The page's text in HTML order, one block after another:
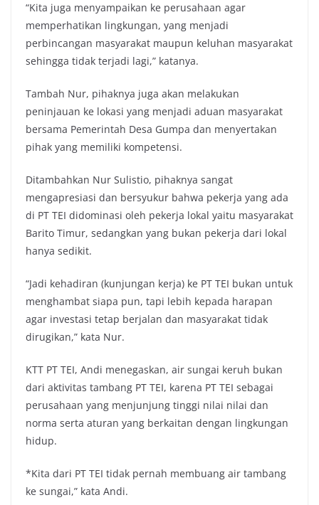
“Kita juga menyampaikan ke perusahaan agar
memperhatikan lingkungan, yang menjadi
perbincangan masyarakat maupun keluhan masyarakat
sehingga tidak terjadi lagi,” katanya.
Tambah Nur, pihaknya juga akan melakukan
peninjauan ke lokasi yang menjadi aduan masyarakat
bersama Pemerintah Desa Gumpa dan menyertakan
pihak yang memiliki kompetensi.
Ditambahkan Nur Sulistio, pihaknya sangat
mengapresiasi dan bersyukur bahwa pekerja yang ada
di PT TEI didominasi oleh pekerja lokal yaitu masyarakat
Barito Timur, sedangkan yang bukan pekerja dari lokal
hanya sedikit.
“Jadi kehadiran (kunjungan kerja) ke PT TEI bukan untuk
menghambat siapa pun, tapi lebih kepada harapan
agar investasi tetap berjalan dan masyarakat tidak
dirugikan,” kata Nur.
KTT PT TEI, Andi menegaskan, air sungai keruh bukan
dari aktivitas tambang PT TEI, karena PT TEI sebagai
perusahaan yang menjunjung tinggi nilai nilai dan
norma serta aturan yang berkaitan dengan lingkungan
hidup.
*Kita dari PT TEI tidak pernah membuang air tambang
ke sungai,” kata Andi.